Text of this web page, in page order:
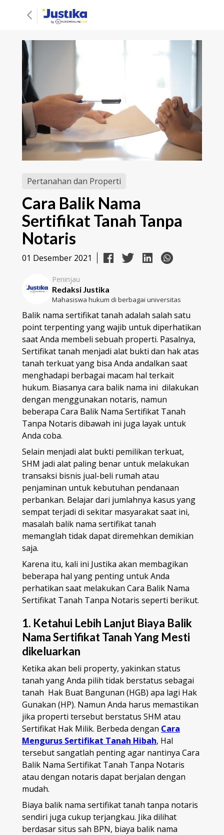
Pertanahan dan Properti
Cara Balik Nama
Sertifikat Tanah Tanpa
Notaris
01 Desember 2021
Peninjau
Redaksi Justika
Mahasiswa hukum di berbagai universitas
Balik nama sertifikat tanah adalah salah satu
point terpenting yang wajib untuk diperhatikan
saat Anda membeli sebuah properti. Pasalnya,
Sertifikat tanah menjadi alat bukti dan hak atas
tanah terkuat yang bisa Anda andalkan saat
menghadapi berbagai macam hal terkait
hukum. Biasanya cara balik nama ini dilakukan
dengan menggunakan notaris, namun
beberapa Cara Balik Nama Sertifikat Tanah
Tanpa Notaris dibawah ini juga layak untuk
Anda coba.
Selain menjadi alat bukti pemilikan terkuat,
SHM jadi alat paling benar untuk melakukan
transaksi bisnis jual-beli rumah atau
penjaminan untuk kebutuhan pendanaan
perbankan. Belajar dari jumlahnya kasus yang
sempat terjadi di sekitar masyarakat saat ini,
masalah balik nama sertifikat tanah
memanglah tidak dapat diremehkan demikian
saja.
Karena itu, kali ini Justika akan membagikan
beberapa hal yang penting untuk Anda
perhatikan saat melakukan Cara Balik Nama
Sertifikat Tanah Tanpa Notaris seperti berikut.
1. Ketahui Lebih Lanjut Biaya Balik
Nama Sertifikat Tanah Yang Mesti
dikeluarkan
Ketika akan beli property, yakinkan status
tanah yang Anda pilih tidak berstatus sebagai
tanah Hak Buat Bangunan (HGB) apa lagi Hak
Gunakan (HP). Namun Anda harus memastikan
jika properti tersebut berstatus SHM atau
Sertifikat Hak Milik. Berbeda dengan Cara
Mengurus Sertifikat Tanah Hibah, Hal
tersebut sangatlah penting agar nantinya Cara
Balik Nama Sertifikat Tanah Tanpa Notaris
atau dengan notaris dapat berjalan dengan
mudah.
Biaya balik nama sertifikat tanah tanpa notaris
sendiri juga cukup terjangkau. Jika dilihat
berdasar situs sah BPN, biaya balik nama